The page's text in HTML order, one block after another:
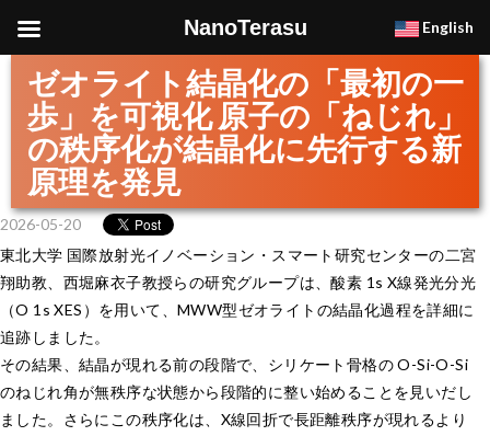
ゼオライト結晶化の「最初の一
歩」を可視化 原子の「ねじれ」
の秩序化が結晶化に先行する新
原理を発見
2026-05-20
東北大学 国際放射光イノベーション・スマート研究センターの二宮
翔助教、西堀麻衣子教授らの研究グループは、酸素 1s X線発光分光
（O 1s XES）を用いて、MWW型ゼオライトの結晶化過程を詳細に
追跡しました。
その結果、結晶が現れる前の段階で、シリケート骨格の O-Si-O-Si
のねじれ角が無秩序な状態から段階的に整い始めることを見いだし
ました。さらにこの秩序化は、X線回折で長距離秩序が現れるより
NanoTerasu English